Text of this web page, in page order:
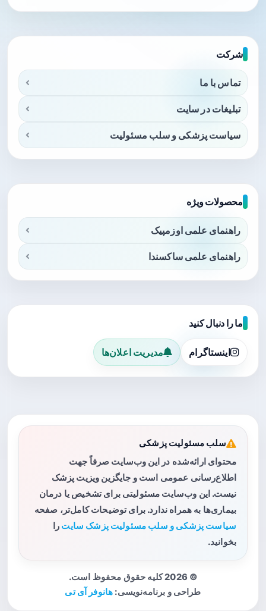
شرکت
تماس با ما
تبلیغات در سایت
سیاست پزشکی و سلب مسئولیت
محصولات ویژه
راهنمای علمی اوزمپیک
راهنمای علمی ساکسندا
ما را دنبال کنید
اینستاگرام مدیریت اعلان‌ها
سلب مسئولیت پزشکی
محتوای ارائه‌شده در این وب‌سایت صرفاً جهت
اطلاع‌رسانی عمومی است و جایگزین ویزیت پزشک
نیست. این وب‌سایت مسئولیتی برای تشخیص یا درمان
بیماری‌ها به همراه ندارد. برای توضیحات کامل‌تر، صفحه
سیاست پزشکی و سلب مسئولیت پزشک سایت را
بخوانید.
© 2026 کلیه حقوق محفوظ است.
طراحی و برنامه‌نویسی: هانوفر آی تی